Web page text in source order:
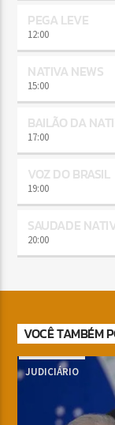
PEGA LEVE
12:00
NATIVA NEWS
15:00
BAILÃO DA
17:00
VOZ DO BRASIL
19:00
SAUDADE
20:00
VOCÊ TAMBÉM
JUDICIÁRIO